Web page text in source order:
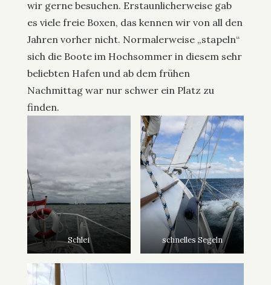
wir gerne besuchen. Erstaunlicherweise gab
es viele freie Boxen, das kennen wir von all den
Jahren vorher nicht. Normalerweise „stapeln“
sich die Boote im Hochsommer in diesem sehr
beliebten Hafen und ab dem frühen
Nachmittag war nur schwer ein Platz zu
finden.
Schlei schnelles Segeln